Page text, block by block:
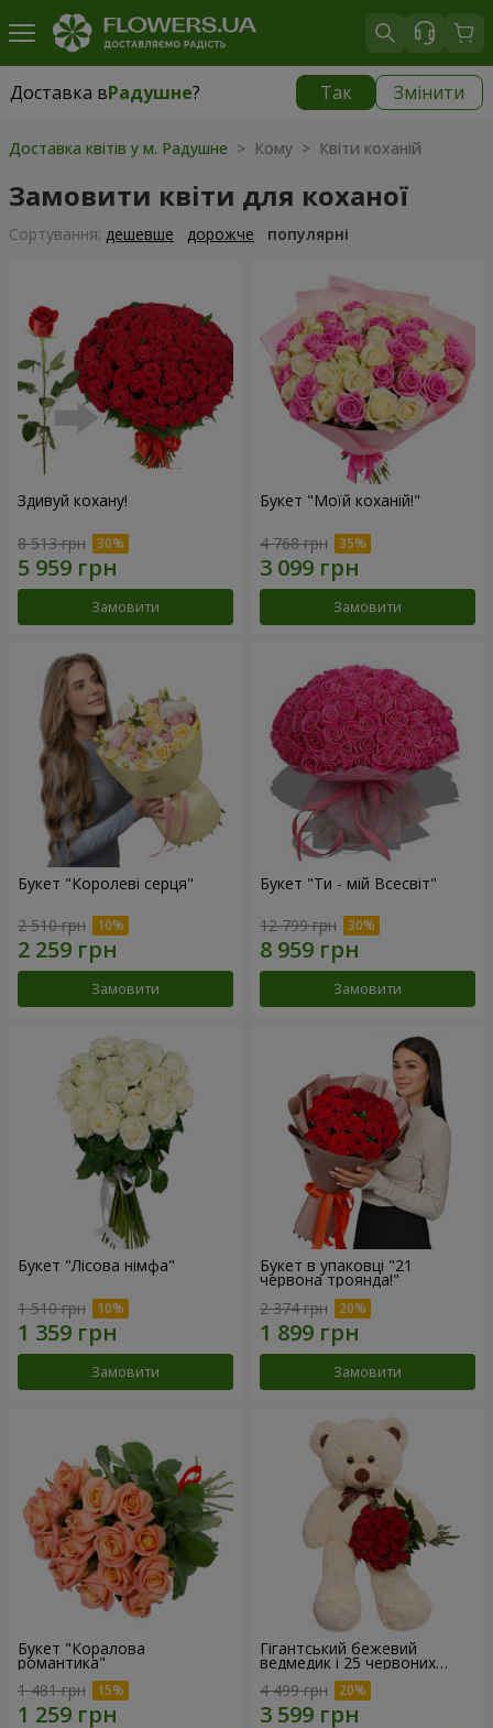
Доставка вРадушне? Так Змінити
Доставка вРадушне|
Доставка квітів у м. Радушне > Кому > Квіти коханій
Замовити квіти для коханої
Сортування: дешевше дорожче популярні
Здивуй кохану!
8 513 грн
Замовити
Букет "Моїй коханій!"
4 768 грн
Замовити
Букет "Королеві серця"
2 510 грн
Замовити
Букет "Ти - мій Всесвіт"
12 799 грн
Замовити
Букет "Лісова німфа"
1 510 грн
Замовити
Букет в упаковці "21
червона троянда!"
2 374 грн
Замовити
Букет "Коралова
романтика"
1 481 грн
Гігантський бежевий
ведмедик і 25 червоних
троянд
4 499 грн